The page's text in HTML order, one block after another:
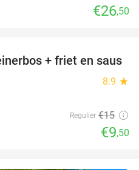
€26,50
37%
+ friet en saus
8.9 star
Regulier €15
€9,50